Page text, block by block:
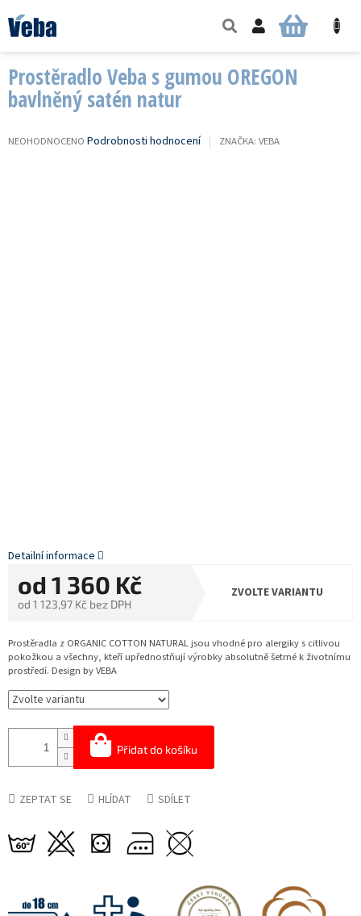
na
obsah
NÁKUPNÍ
Prostěradlo Veba s gumou OREGON
bavlněný satén natur
PRŮMĚRNÉ
NEOHODNOCENO Podrobnosti hodnocení ZNAČKA: VEBA
od 1 360 Kč
od 1 123,97 Kč bez DPH
cena:
ZVOLTE VARIANTU
Přidat do košíku
Prostěradla z ORGANIC COTTON NATURAL jsou vhodné pro alergiky s citlivou
pokožkou a všechny, kteří upřednostňují výrobky absolutně šetrné k životnímu
prostředí. Design by VEBA
Detailní informace
ZEPTAT SE HLÍDAT SDÍLET